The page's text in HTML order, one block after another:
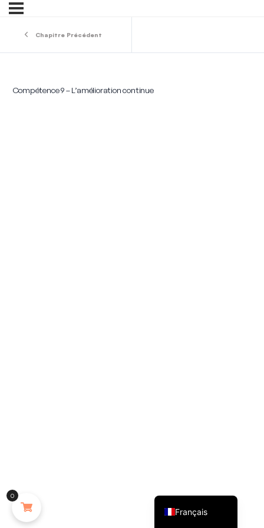
Chapitre Précédent
Compétence 9 – L’amélioration continue
0
Français